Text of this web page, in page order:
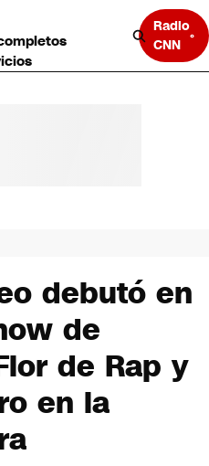
Radio
CNN
debutó en
de
de Rap y
en la